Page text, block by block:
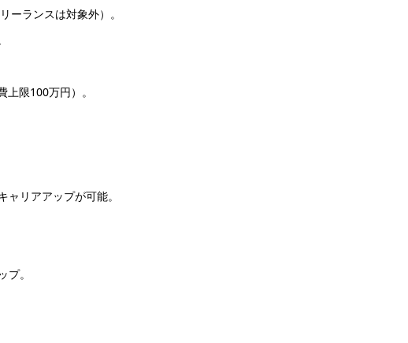
ーランスは対象外）。
限100万円）。
リアアップが可能。
。